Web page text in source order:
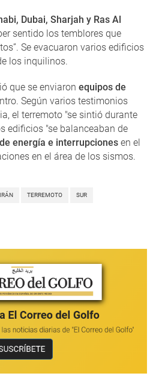
Dubai, Sharjah y Ras Al
sentido los temblores que
Se evacuaron varios edificios
los inquilinos.
que se enviaron equipos de
Según varios testimonios
el terremoto "se sintió durante
edificios "se balanceaban de
energía e interrupciones en el
en el área de los sismos.
IRÁN TERREMOTO SUR